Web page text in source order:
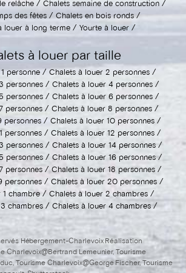
relâche
Chalets semaine de construction
des fêtes
Chalets en bois ronds
louer à long terme
Yourte à louer
à louer par taille
personne
Chalets à louer 2 personnes
personnes
Chalets à louer 4 personnes
personnes
Chalets à louer 6 personnes
personnes
Chalets à louer 8 personnes
personnes
Chalets à louer 10 personnes
personnes
Chalets à louer 12 personnes
personnes
Chalets à louer 14 personnes
personnes
Chalets à louer 16 personnes
personnes
Chalets à louer 18 personnes
personnes
Chalets à louer 20 personnes
1 chambre
Chalets à louer 2 chambres
chambres
Chalets à louer 4 chambres
Hébergement-Charlevoix Réalisation
Charlevoix@Bertrand Lemeunier, Tourisme
Tourisme Charlevoix@George Fischer, Tourisme